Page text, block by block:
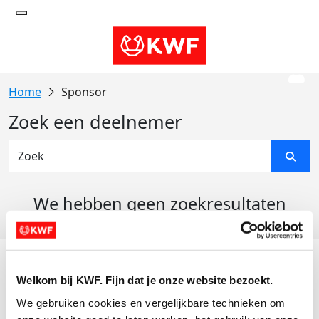
Welkom bij KWF. Fijn dat je onze website bezoekt.
We gebruiken cookies en vergelijkbare technieken om
Sponsor
Zoek een deelnemer
We hebben geen zoekresultaten
Actiematerialen
Evenementen